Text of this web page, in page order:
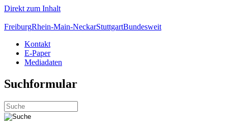
Direkt zum Inhalt
FreiburgRhein-Main-NeckarStuttgartBundesweit
Kontakt
E-Paper
Mediadaten
Suchformular